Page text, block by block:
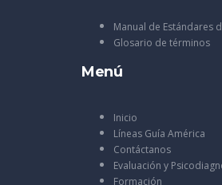
Manual de Estándares
Glosario de términos
Menú
Inicio
Líneas Guía América
Contáctanos
Evaluación y
Formación